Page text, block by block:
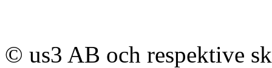
© us3 AB och respektive